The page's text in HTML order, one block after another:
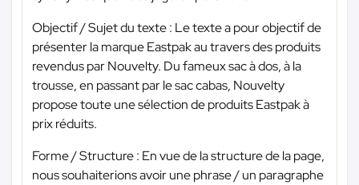
Objectif / Sujet du texte : Le texte a pour objectif de
présenter la marque Eastpak au travers des produits
revendus par Nouvelty. Du fameux sac à dos, à la
trousse, en passant par le sac cabas, Nouvelty
propose toute une sélection de produits Eastpak à
prix réduits.
Forme / Structure : En vue de la structure de la page,
nous souhaiterions avoir une phrase / un paragraphe